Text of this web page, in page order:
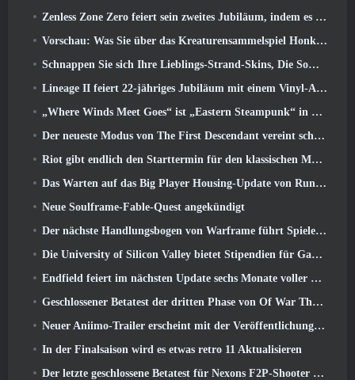
Zenless Zone Zero feiert sein zweites Jubiläum, indem es Spielern die Wahl zwischen einem kostenlosen S-Rank-Agenten bietet
Vorschau: Was Sie über das Kreaturensammelspiel Honkai von HoYoverse wissen sollten: Link-Seele
Schnappen Sie sich Ihre Lieblings-Strand-Skins, Die Sommerspiele sind zu Overwatch zurückgekehrt
Lineage II feiert 22-jähriges Jubiläum mit einem Vinyl-Album in Collector’s Edition
„Where Winds Meet Goes“ ist „Eastern Steampunk“ in der Version 2.0
Der neueste Modus von The First Descendant vereint schwierige Void-Intercept-Kämpfe und die Tiefen
Riot gibt endlich den Starttermin für den klassischen Modus von League of Legends bekannt
Das Warten auf das Big Player Housing-Update von RuneScape hat ein Ende
Neue Soulframe-Fable-Quest angekündigt
Der nächste Handlungsbogen von Warframe führt Spieler zu einer völlig neuen Sternenkarte, Das Tau-System
Die University of Silicon Valley bietet Stipendien für Gaming an und einige der Anforderungen sind interessant
Endfield feiert im nächsten Update sechs Monate voller Fabriken und Seilrutschen
Geschlossener Betatest der dritten Phase von Of War Thunder Infantry Battles angekündigt
Neuer Aniimo-Trailer erscheint mit der Veröffentlichung des neuesten geschlossenen Betatests
In der Finalsaison wird es etwas retro 11 Aktualisieren
Der letzte geschlossene Betatest für Nexons F2P-Shooter Sudden Attack Zero Point hat heute begonnen